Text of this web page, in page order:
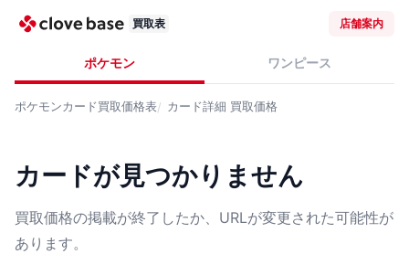
買取表 店舗案内
ポケモン ワンピース
ポケモンカード買取価格表 カード詳細 買取価格
カードが見つかりません
買取価格の掲載が終了したか、URLが変更された可能性が
あります。